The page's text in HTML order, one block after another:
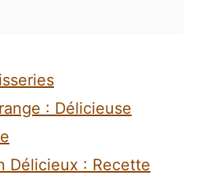
: Délicieuse
Délicieux : Recette